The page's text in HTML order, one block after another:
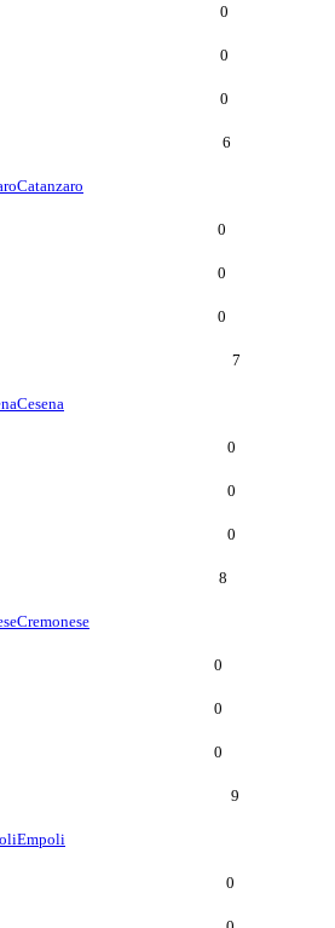
0
0
0
6
Catanzaro
0
0
0
7
Cesena
0
0
0
8
Cremonese
0
0
0
9
Empoli
0